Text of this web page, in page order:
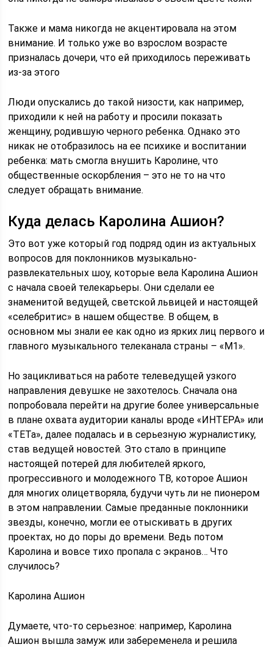
Также и мама никогда не акцентировала на этом
внимание. И только уже во взрослом возрасте
призналась дочери, что ей приходилось переживать
из-за этого
Люди опускались до такой низости, как например,
приходили к ней на работу и просили показать
женщину, родившую черного ребенка. Однако это
никак не отобразилось на ее психике и воспитании
ребенка: мать смогла внушить Каролине, что
общественные оскорбления – это не то на что
следует обращать внимание.
Куда делась Каролина Ашион?
Это вот уже который год подряд один из актуальных
вопросов для поклонников музыкально-
развлекательных шоу, которые вела Каролина Ашион
с начала своей телекарьеры. Они сделали ее
знаменитой ведущей, светской львицей и настоящей
«селебритис» в нашем обществе. В общем, в
основном мы знали ее как одно из ярких лиц первого и
главного музыкального телеканала страны – «М1».
Но зацикливаться на работе телеведущей узкого
направления девушке не захотелось. Сначала она
попробовала перейти на другие более универсальные
в плане охвата аудитории каналы вроде «ИНТЕРА» или
«ТЕТа», далее подалась и в серьезную журналистику,
став ведущей новостей. Это стало в принципе
настоящей потерей для любителей яркого,
прогрессивного и молодежного ТВ, которое Ашион
для многих олицетворяла, будучи чуть ли не пионером
в этом направлении. Самые преданные поклонники
звезды, конечно, могли ее отыскивать в других
проектах, но до поры до времени. Ведь потом
Каролина и вовсе тихо пропала с экранов… Что
случилось?
Каролина Ашион
Думаете, что-то серьезное: например, Каролина
Ашион вышла замуж или забеременела и решила